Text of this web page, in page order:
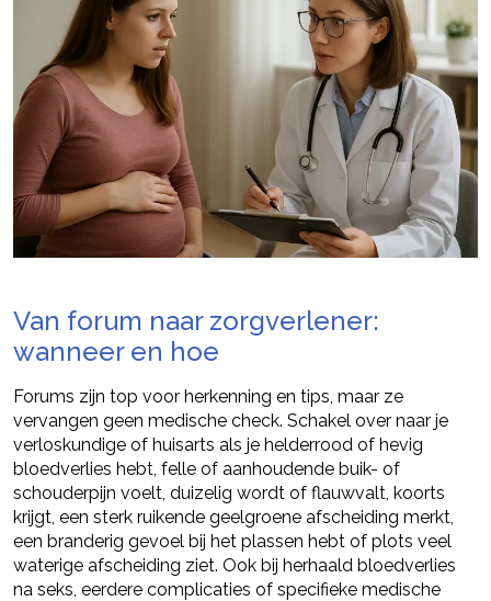
Van forum naar zorgverlener:
wanneer en hoe
Forums zijn top voor herkenning en tips, maar ze
vervangen geen medische check. Schakel over naar je
verloskundige of huisarts als je helderrood of hevig
bloedverlies hebt, felle of aanhoudende buik- of
schouderpijn voelt, duizelig wordt of flauwvalt, koorts
krijgt, een sterk ruikende geelgroene afscheiding merkt,
een branderig gevoel bij het plassen hebt of plots veel
waterige afscheiding ziet. Ook bij herhaald bloedverlies
na seks, eerdere complicaties of specifieke medische